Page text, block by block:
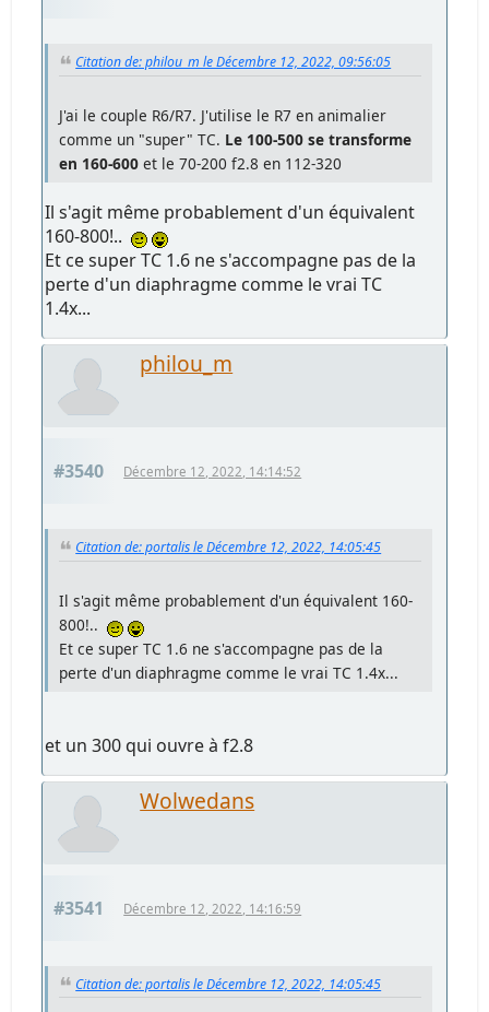
Citation de: philou_m le Décembre 12, 2022, 09:56:05
J'ai le couple R6/R7. J'utilise le R7 en animalier
comme un "super" TC. Le 100-500 se transforme
en 160-600 et le 70-200 f2.8 en 112-320
Il s'agit même probablement d'un équivalent
160-800!..
Et ce super TC 1.6 ne s'accompagne pas de la
perte d'un diaphragme comme le vrai TC
1.4x...
philou_m
#3540 Décembre 12, 2022, 14:14:52
Citation de: portalis le Décembre 12, 2022, 14:05:45
Il s'agit même probablement d'un équivalent 160-
800!..
Et ce super TC 1.6 ne s'accompagne pas de la
perte d'un diaphragme comme le vrai TC 1.4x...
et un 300 qui ouvre à f2.8
Wolwedans
#3541 Décembre 12, 2022, 14:16:59
Citation de: portalis le Décembre 12, 2022, 14:05:45